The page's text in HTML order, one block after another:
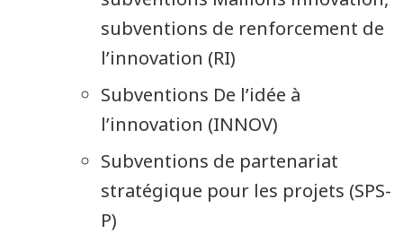
subventions de renforcement de
l’innovation (RI)
Subventions De l’idée à
l’innovation (INNOV)
Subventions de partenariat
stratégique pour les projets (SPS-
P)